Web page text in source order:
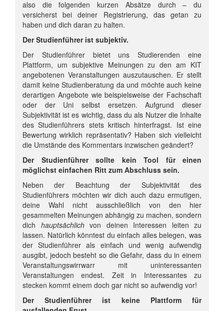
also die folgenden kurzen Absätze durch – du
versicherst bei deiner Registrierung, das getan zu
haben und dich daran zu halten.
Der Studienführer ist subjektiv.
Der Studienführer bietet uns Studierenden eine
Plattform, um subjektive Meinungen zu den am KIT
angebotenen Veranstaltungen auszutauschen. Er stellt
damit keine Studienberatung da und möchte auch keine
derartigen Angebote wie beispielsweise der Fachschaft
oder der Uni selbst ersetzen. Aufgrund dieser
Subjektivität ist es wichtig, dass du als Nutzer die Inhalte
des Studienführers stets kritisch hinterfragst. Ist eine
Bewertung wirklich repräsentativ? Haben sich vielleicht
die Umstände des Kommentars inzwischen geändert?
Der Studienführer sollte kein Tool für einen
möglichst einfachen Ritt zum Abschluss sein.
Neben der Beachtung der Subjektivität des
Studienführers möchten wir dich auch dazu ermutigen,
deine Wahl nicht ausschließlich von den hier
gesammelten Meinungen abhängig zu machen, sondern
dich hauptsächlichvon deinen Interessen leiten zu
lassen. Natürlich könntest du einfach alles belegen, was
der Studienführer als einfach und wenig aufwendig
ausgibt, jedoch besteht so die Gefahr, dass du in einem
Veranstaltungswirrwarr mit uninteressanten
Veranstaltungen endest. Zeit in Interessantes zu
stecken kommt einem doch gar nicht so aufwendig vor!
Der Studienführer ist keine Plattform für